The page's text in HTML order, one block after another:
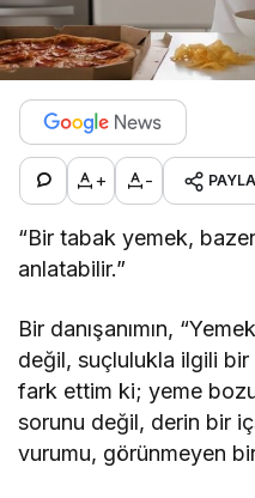
+ -
“Bir tabak yemek,
anlatabilir.”
Bir danışanımın,
değil, suçlulukla ilgili
fark ettim ki; yeme
sorunu değil, derin bir
vurumu, görünmeyen